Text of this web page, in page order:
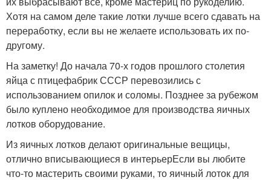
Хотя на самом деле такие лотки лучше всего сдавать на
переработку, если вы не желаете использовать их по-
другому.
На заметку! До начала 70-х годов прошлого столетия
яйца с птицефабрик СССР перевозились с
использованием опилок и соломы. Позднее за рубежом
было куплено необходимое для производства яичных
лотков оборудование.
Из яичных лотков делают оригинальные вещицы,
отлично вписывающиеся в интерьерЕсли вы любите
что-то мастерить своими руками, то яичный лоток для